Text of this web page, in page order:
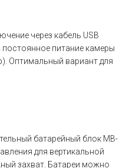
через кабель USB
постоянное питание камеры
Оптимальный вариант для
батарейный блок MB-
для вертикальной
захват. Батареи можно